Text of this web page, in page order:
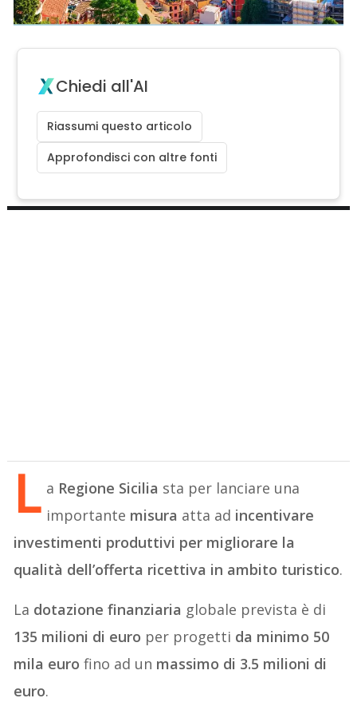
Chiedi all'AI
Riassumi questo articolo
Approfondisci con altre fonti
L a Regione Sicilia sta per lanciare una
importante misura atta ad incentivare
investimenti produttivi per migliorare la
qualità dell’offerta ricettiva in ambito turistico.
La dotazione finanziaria globale prevista è di
135 milioni di euro per progetti da minimo 50
mila euro fino ad un massimo di 3.5 milioni di
euro.